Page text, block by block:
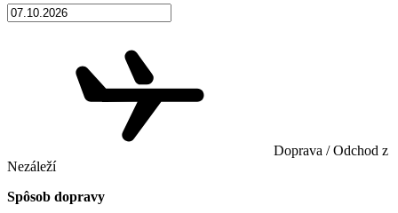
Doprava / Odchod z
Nezáleží
Spôsob dopravy